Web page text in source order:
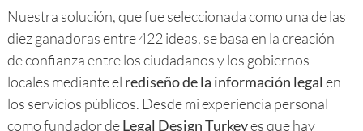
Nuestra solución, que fue seleccionada como una de las
diez ganadoras entre 422 ideas, se basa en la creación
de confianza entre los ciudadanos y los gobiernos
locales mediante el rediseño de la información legal en
los servicios públicos. Desde mi experiencia personal
como fundador deLegal Design Turkeyes que hay